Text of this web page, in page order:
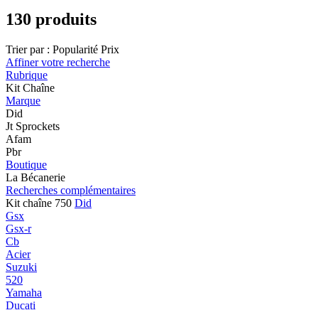
130 produits
Trier par : Popularité Prix
Affiner votre recherche
Rubrique
Kit Chaîne
Marque
Did
Jt Sprockets
Afam
Pbr
Boutique
La Bécanerie
Recherches complémentaires
Kit chaîne 750 Did
Gsx
Gsx-r
Cb
Acier
Suzuki
520
Yamaha
Ducati